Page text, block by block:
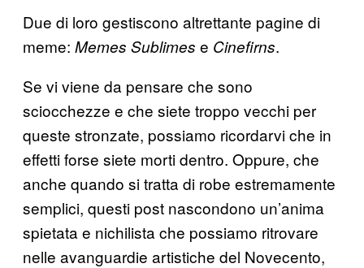
Due di loro gestiscono altrettante pagine di
meme: Memes Sublimes e Cinefirns.
Se vi viene da pensare che sono
sciocchezze e che siete troppo vecchi per
queste stronzate, possiamo ricordarvi che in
effetti forse siete morti dentro. Oppure, che
anche quando si tratta di robe estremamente
semplici, questi post nascondono un’anima
spietata e nichilista che possiamo ritrovare
nelle avanguardie artistiche del Novecento,